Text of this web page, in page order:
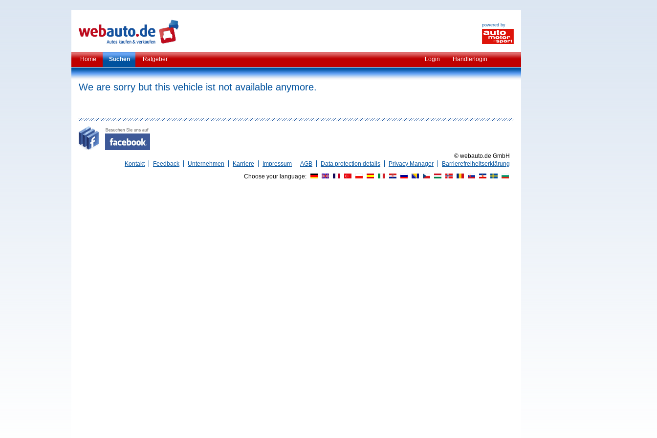
powered by
Home Suchen Ratgeber Login Händlerlogin
We are sorry but this vehicle ist not available anymore.
© webauto.de GmbH
Kontakt
Feedback Unternehmen Karriere Impressum AGB Data protection details Privacy Manager
Barrierefreiheitserklärung
Choose your language: